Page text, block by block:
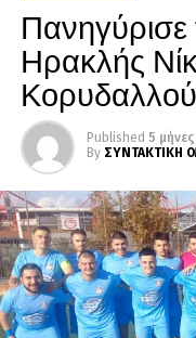
Ηρακλής
Published 5
By ΣΥΝΤΑΚΤΙΚΗ